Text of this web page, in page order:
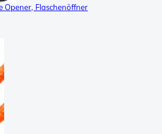
Opener, Flaschenöffner